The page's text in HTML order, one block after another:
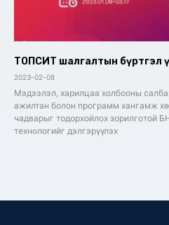
ТОПСИТ шалгалтын бүртгэл
2023-02-08
Мэдээлэл, харилцаа холбооны
ажилтан болон программ хангамж
чадварыг тодорхойлох зорилготой
технологийг дэлгэрүүлэх